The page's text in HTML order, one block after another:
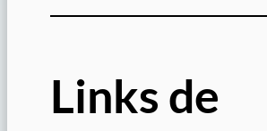
Links de